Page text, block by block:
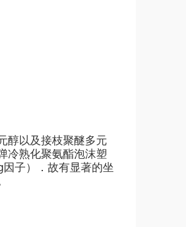
醇以及接枝聚醚多元
冷熟化聚氨酯泡沫塑
子）．故有显著的坐